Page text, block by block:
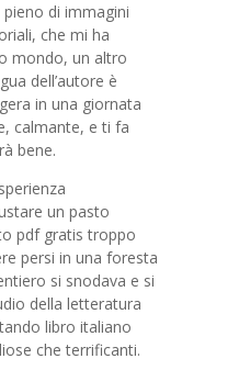
di immagini
che mi ha
mondo, un altro
dell’autore è
in una giornata
calmante, e ti fa
bene.
un pasto
pdf gratis troppo
persi in una foresta
si snodava e si
della letteratura
libro italiano
che terrificanti.